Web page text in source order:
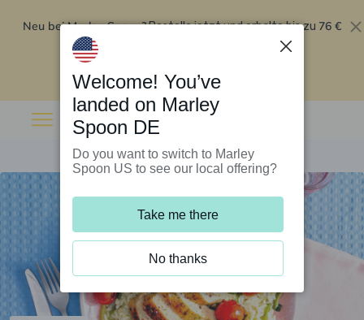
Neu bei Marley Spoon?Bestelle jetzt und erhalte bis zu 76 €
Rabatt auf deine ersten fünf Boxen
Welcome! You’ve
landed on Marley
Spoon DE
Do you want to switch to Marley
Spoon US to see our local offering?
Take me there
No thanks